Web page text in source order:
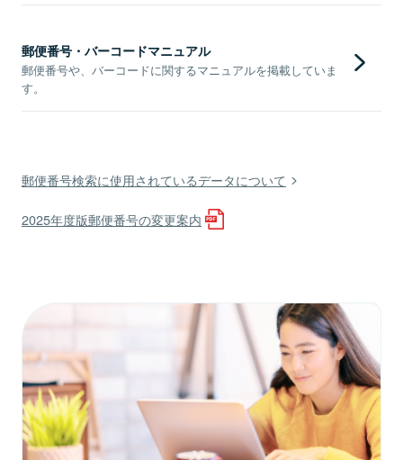
郵便番号・バーコードマニュアル
郵便番号や、バーコードに関するマニュアルを掲載していま
す。
郵便番号検索に使用されているデータについて
2025年度版郵便番号の変更案内